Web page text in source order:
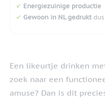
✔ Energiezuinige productie
✔ Gewoon in NL gedruktdus
Een likeurtje drinken
zoek naar een
amuse? Dan is dit